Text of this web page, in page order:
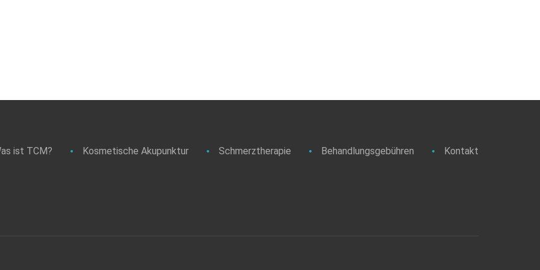
ist TCM? Kosmetische Akupunktur Schmerztherapie Behandlungsgebühren Kontakt